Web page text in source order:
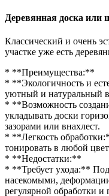
Деревянная доска или
Классический и очень
участке уже есть
* **Преимущества:**
* **Экологичность и
уютный и натуральный
* **Возможность
укладывать доски
зазорами или внахлест.
* **Легкость
тонировать в любой
* **Недостатки:**
* **Требует ухода:**
насекомыми,
регулярной обработки и